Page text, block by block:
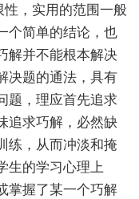
性，实用的范围一般
个简单的结论，也
解并不能根本解决
决题的通法，具有
题，理应首先追求
求巧解，必然缺
练，从而冲淡和掩
生的学习心理上
掌握了某一个巧解